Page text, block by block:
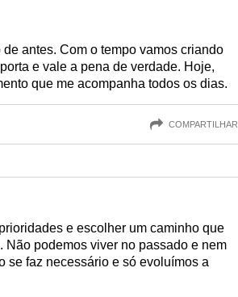
antes. Com o tempo vamos criando
e vale a pena de verdade. Hoje,
que me acompanha todos os dias.
COMPARTILHAR
e escolher um caminho que
Não podemos viver no passado e nem
se faz necessário e só evoluímos a